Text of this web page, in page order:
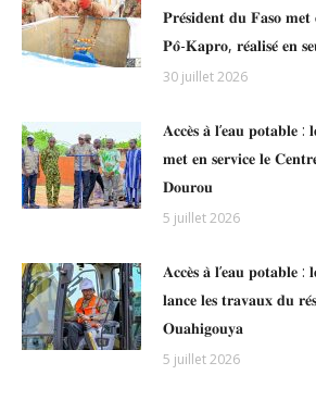
𝐏𝐫𝐞́𝐬𝐢𝐝𝐞𝐧𝐭 𝐝𝐮 𝐅𝐚𝐬𝐨 𝐦𝐞𝐭
𝐏𝐨̂-𝐊𝐚𝐩𝐫𝐨, 𝐫𝐞́𝐚𝐥𝐢𝐬𝐞́ 𝐞𝐧
30 juillet 2026
𝐀𝐜𝐜𝐞̀𝐬 𝐚̀ 𝐥’𝐞𝐚𝐮 𝐩𝐨𝐭𝐚𝐛𝐥𝐞 :
𝐦𝐞𝐭 𝐞𝐧 𝐬𝐞𝐫𝐯𝐢𝐜𝐞 𝐥𝐞
𝐃𝐨𝐮𝐫𝐨𝐮
5 juillet 2026
𝐀𝐜𝐜𝐞̀𝐬 𝐚̀ 𝐥’𝐞𝐚𝐮 𝐩𝐨𝐭𝐚𝐛𝐥𝐞 :
𝐥𝐚𝐧𝐜𝐞 𝐥𝐞𝐬 𝐭𝐫𝐚𝐯𝐚𝐮𝐱 𝐝𝐮
𝐎𝐮𝐚𝐡𝐢𝐠𝐨𝐮𝐲𝐚
5 juillet 2026